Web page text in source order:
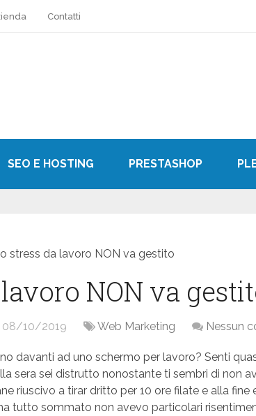
Contatti
SEO E HOSTING PRESTASHOP
stress da lavoro NON va gestito
NON va
08/10/2019 Web Marketing Nessun
davanti ad uno schermo per lavoro? Senti
sera sei distrutto nonostante ti sembri di non
riuscivo a tirar dritto per 10 ore filate e alla fine
tutto sommato non avevo particolari